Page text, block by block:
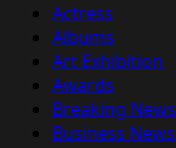
Actress
Albums
Art Exhibition
Awards
Breaking News
Business News